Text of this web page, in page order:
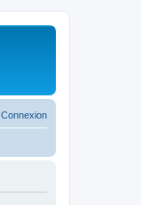
Connexion